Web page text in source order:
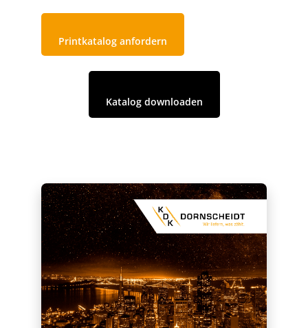
Printkatalog anfordern
Katalog downloaden